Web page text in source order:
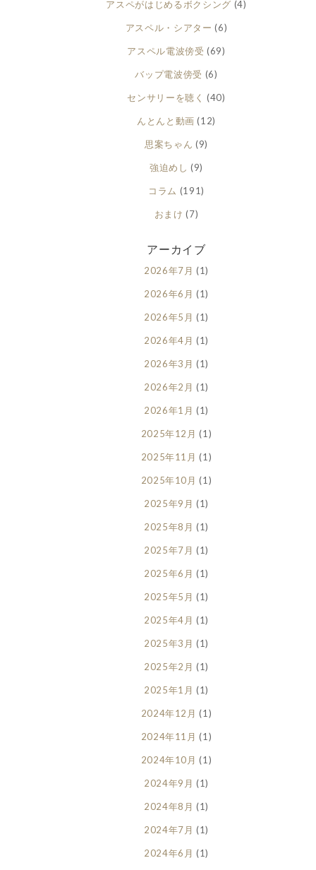
アスペがはじめるボクシング (4)
アスペル・シアター (6)
アスペル電波傍受 (69)
バップ電波傍受 (6)
センサリーを聴く (40)
んとんと動画 (12)
思案ちゃん (9)
強迫めし (9)
コラム (191)
おまけ (7)
アーカイブ
2026年7月 (1)
2026年6月 (1)
2026年5月 (1)
2026年4月 (1)
2026年3月 (1)
2026年2月 (1)
2026年1月 (1)
2025年12月 (1)
2025年11月 (1)
2025年10月 (1)
2025年9月 (1)
2025年8月 (1)
2025年7月 (1)
2025年6月 (1)
2025年5月 (1)
2025年4月 (1)
2025年3月 (1)
2025年2月 (1)
2025年1月 (1)
2024年12月 (1)
2024年11月 (1)
2024年10月 (1)
2024年9月 (1)
2024年8月 (1)
2024年7月 (1)
2024年6月 (1)